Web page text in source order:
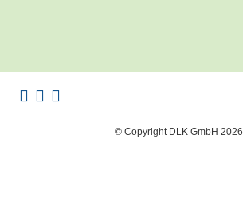
© Copyright DLK GmbH 2026